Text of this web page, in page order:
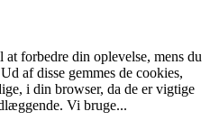
forbedre din oplevelse, mens du
af disse gemmes de cookies,
i din browser, da de er vigtige
Vi bruge...